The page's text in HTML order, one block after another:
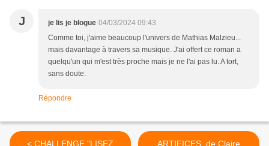
J je lis je blogue 04/03/2024 09:43
Comme toi, j'aime beaucoup l'univers de Mathias Malzieu...
mais davantage à travers sa musique. J'ai offert ce roman a
quelqu'un qui m'est très proche mais je ne l'ai pas lu. A tort,
sans doute.
Répondre
< CHALLENGE "LISEZ
ARTIFICES, de Claire